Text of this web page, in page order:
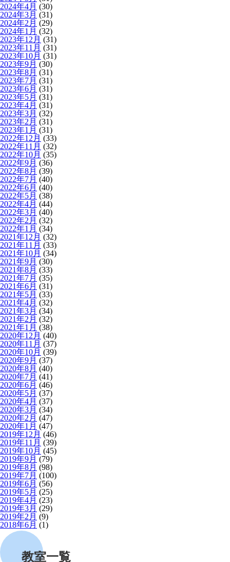
2024年4月 (30)
2024年3月 (31)
2024年2月 (29)
2024年1月 (32)
2023年12月 (31)
2023年11月 (31)
2023年10月 (31)
2023年9月 (30)
2023年8月 (31)
2023年7月 (31)
2023年6月 (31)
2023年5月 (31)
2023年4月 (31)
2023年3月 (32)
2023年2月 (31)
2023年1月 (31)
2022年12月 (33)
2022年11月 (32)
2022年10月 (35)
2022年9月 (36)
2022年8月 (39)
2022年7月 (40)
2022年6月 (40)
2022年5月 (38)
2022年4月 (44)
2022年3月 (40)
2022年2月 (32)
2022年1月 (34)
2021年12月 (32)
2021年11月 (33)
2021年10月 (34)
2021年9月 (30)
2021年8月 (33)
2021年7月 (35)
2021年6月 (31)
2021年5月 (33)
2021年4月 (32)
2021年3月 (34)
2021年2月 (32)
2021年1月 (38)
2020年12月 (40)
2020年11月 (37)
2020年10月 (39)
2020年9月 (37)
2020年8月 (40)
2020年7月 (41)
2020年6月 (46)
2020年5月 (37)
2020年4月 (37)
2020年3月 (34)
2020年2月 (47)
2020年1月 (47)
2019年12月 (46)
2019年11月 (39)
2019年10月 (45)
2019年9月 (79)
2019年8月 (98)
2019年7月 (100)
2019年6月 (56)
2019年5月 (25)
2019年4月 (23)
2019年3月 (29)
2019年2月 (9)
2018年6月 (1)
教室一覧